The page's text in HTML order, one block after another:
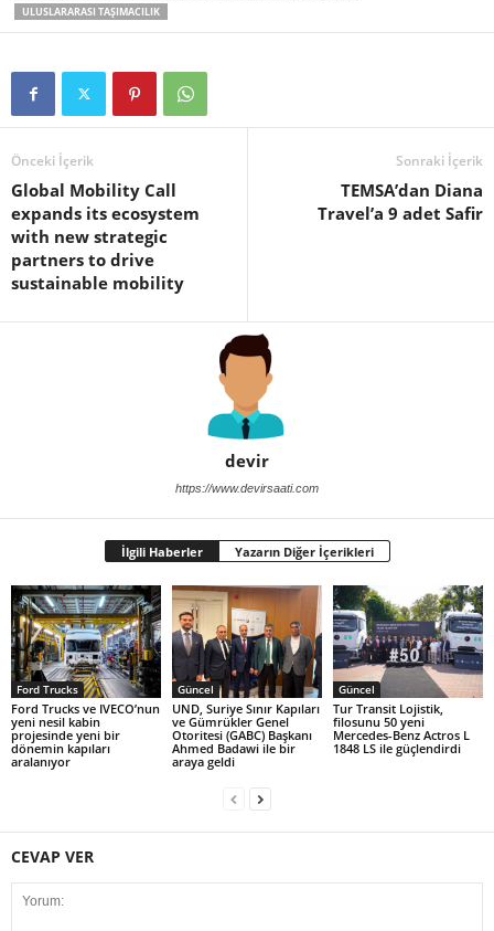
ULUSLARARASI TAŞIMACILIK
Önceki İçerik
Global Mobility Call
expands its ecosystem
with new strategic
partners to drive
sustainable mobility
Sonraki İçerik
TEMSA’dan Diana
Travel’a 9 adet Safir
devir
https://www.devirsaati.com
İlgili Haberler Yazarın Diğer İçerikleri
Ford Trucks
Ford Trucks ve IVECO’nun
yeni nesil kabin
projesinde yeni bir
dönemin kapıları
aralanıyor
Güncel
UND, Suriye Sınır Kapıları
ve Gümrükler Genel
Otoritesi (GABC) Başkanı
Ahmed Badawi ile bir
araya geldi
Güncel
Tur Transit Lojistik,
filosunu 50 yeni
Mercedes-Benz Actros L
1848 LS ile güçlendirdi
CEVAP VER